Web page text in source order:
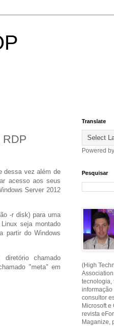
RDP
dessa vez além de
acesso aos seus
Server 2012
-r disk) para uma
seja montado
partir do Windows
chamado
"meta" em
Translate
Powered
Pesquisar
(High
tecnologia,
informação
consultor
Microsoft e
revista
Maganize,